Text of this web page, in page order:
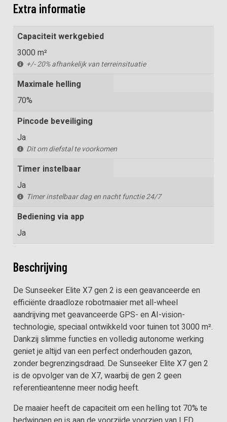
Extra informatie
Capaciteit werkgebied
3000 m²
+/- 20% afhankelijk van terreinsituatie
Maximale helling
70%
Pincode beveiliging
Ja
Dit om diefstal te voorkomen
Timer instelbaar
Ja
Timer instelbaar dag en nacht functie 24/7
Bediening via app
Ja
Beschrijving
De Sunseeker Elite X7 gen 2 is een geavanceerde en
efficiënte draadloze robotmaaier met all-wheel
aandrijving met geavanceerde GPS- en AI-vision-
technologie, speciaal ontwikkeld voor tuinen tot 3000 m².
Dankzij slimme functies en volledig autonome werking
geniet je altijd van een perfect onderhouden gazon,
zonder begrenzingsdraad. De Sunseeker Elite X7 gen 2
is de opvolger van de X7, waarbij de gen 2 geen
referentieantenne meer nodig heeft.
De maaier heeft de capaciteit om een helling tot 70% te